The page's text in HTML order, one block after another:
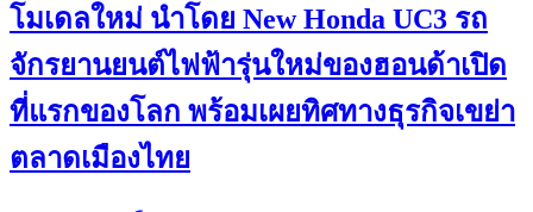
โมเดลใหม่ นำโดย New Honda UC3 รถ
จักรยานยนต์ไฟฟ้ารุ่นใหม่ของฮอนด้าเปิด
ที่แรกของโลก พร้อมเผยทิศทางธุรกิจเขย่า
ตลาดเมืองไทย